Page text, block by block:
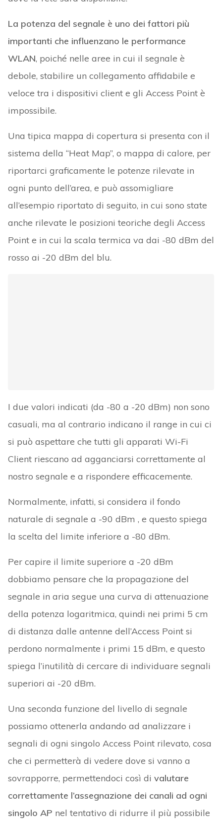
La potenza del segnale è uno dei fattori più
importanti che influenzano le performance
WLAN, poiché nelle aree in cui il segnale è
debole, stabilire un collegamento affidabile e
veloce tra i dispositivi client e gli Access Point è
impossibile.
Una tipica mappa di copertura si presenta con il
sistema della “Heat Map”, o mappa di calore, per
riportarci graficamente le potenze rilevate in
ogni punto dell’area, e può assomigliare
all’esempio riportato di seguito, in cui sono state
anche rilevate le posizioni teoriche degli Access
Point e in cui la scala termica va dai -80 dBm del
rosso ai -20 dBm del blu.
I due valori indicati (da -80 a -20 dBm) non sono
casuali, ma al contrario indicano il range in cui ci
si può aspettare che tutti gli apparati Wi-Fi
Client riescano ad agganciarsi correttamente al
nostro segnale e a rispondere efficacemente.
Normalmente, infatti, si considera il fondo
naturale di segnale a -90 dBm , e questo spiega
la scelta del limite inferiore a -80 dBm.
Per capire il limite superiore a -20 dBm
dobbiamo pensare che la propagazione del
segnale in aria segue una curva di attenuazione
della potenza logaritmica, quindi nei primi 5 cm
di distanza dalle antenne dell’Access Point si
perdono normalmente i primi 15 dBm, e questo
spiega l’inutilità di cercare di individuare segnali
superiori ai -20 dBm.
Una seconda funzione del livello di segnale
possiamo ottenerla andando ad analizzare i
segnali di ogni singolo Access Point rilevato, cosa
che ci permetterà di vedere dove si vanno a
sovrapporre, permettendoci così di valutare
correttamente l’assegnazione dei canali ad ogni
singolo AP nel tentativo di ridurre il più possibile